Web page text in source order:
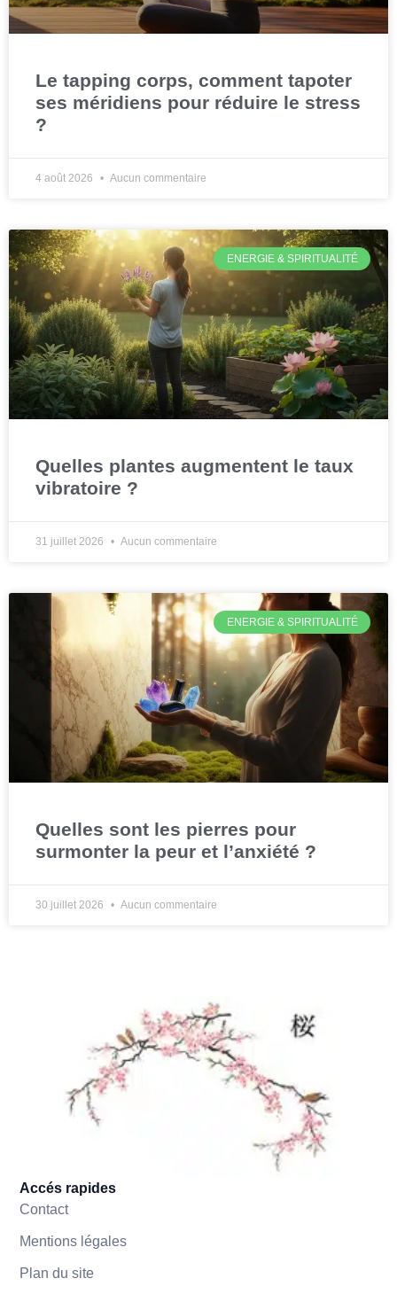
Le tapping corps, comment tapoter
ses méridiens pour réduire le stress
?
4 août 2026 Aucun commentaire
ENERGIE & SPIRITUALITÉ
Quelles plantes augmentent le taux
vibratoire ?
31 juillet 2026 Aucun commentaire
ENERGIE & SPIRITUALITÉ
Quelles sont les pierres pour
surmonter la peur et l’anxiété ?
30 juillet 2026 Aucun commentaire
Accés rapides
Contact
Mentions légales
Plan du site